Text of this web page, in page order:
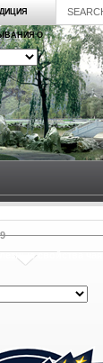
О
свойства чая